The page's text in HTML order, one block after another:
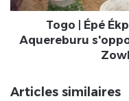
de
"Ékpéssosso"
Alexis
Aquereburu
s'oppose
"Situtu"
Togo | Épé
Aquereburu
Articles similaires